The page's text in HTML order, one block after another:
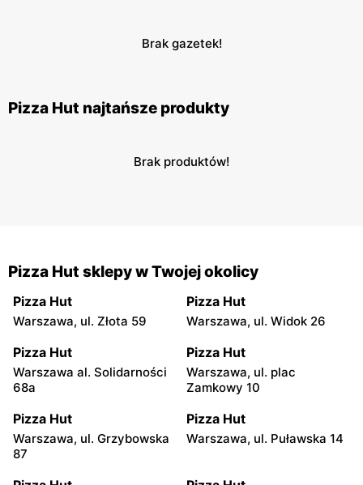
Brak gazetek!
Pizza Hut najtańsze produkty
Brak produktów!
Pizza Hut sklepy w Twojej okolicy
Pizza Hut
Warszawa, ul. Złota 59
Pizza Hut
Warszawa, ul. Widok 26
Pizza Hut
Warszawa al. Solidarności
68a
Pizza Hut
Warszawa, ul. plac
Zamkowy 10
Pizza Hut
Warszawa, ul. Grzybowska
87
Pizza Hut
Warszawa, ul. Puławska 14